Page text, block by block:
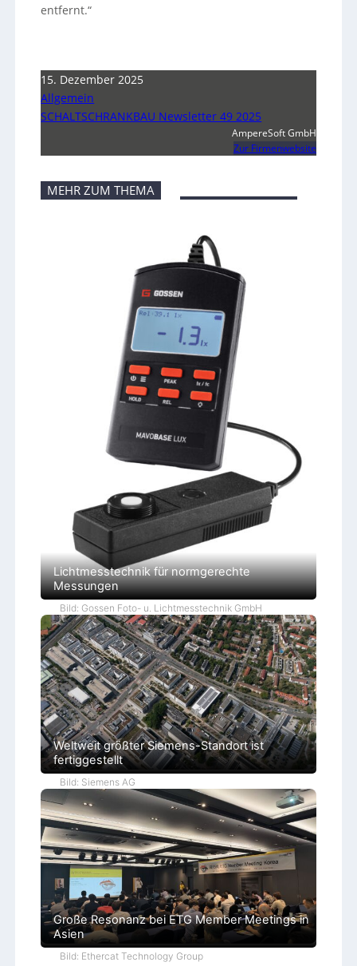
entfernt.“
15. Dezember 2025
Allgemein
SCHALTSCHRANKBAU Newsletter 49 2025
AmpereSoft GmbH
Zur Firmenwebsite
MEHR ZUM THEMA
Lichtmesstechnik für normgerechte
Messungen
Bild: Gossen Foto- u. Lichtmesstechnik GmbH
Weltweit größter Siemens-Standort ist
fertiggestellt
Bild: Siemens AG
Große Resonanz bei ETG Member Meetings in
Asien
Bild: Ethercat Technology Group